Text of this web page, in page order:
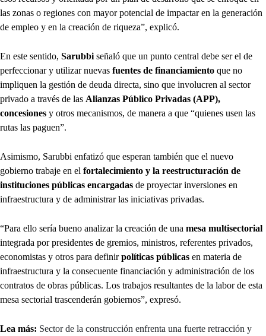
las zonas o regiones con mayor potencial de impactar en la generación
de empleo y en la creación de riqueza”, explicó.
En este sentido, Sarubbi señaló que un punto central debe ser el de
perfeccionar y utilizar nuevas fuentes de financiamiento que no
impliquen la gestión de deuda directa, sino que involucren al sector
privado a través de las Alianzas Público Privadas (APP),
concesiones y otros mecanismos, de manera a que “quienes usen las
rutas las paguen”.
Asimismo, Sarubbi enfatizó que esperan también que el nuevo
gobierno trabaje en el fortalecimiento y la reestructuración de
instituciones públicas encargadas de proyectar inversiones en
infraestructura y de administrar las iniciativas privadas.
“Para ello sería bueno analizar la creación de una mesa multisectorial
integrada por presidentes de gremios, ministros, referentes privados,
economistas y otros para definirpolíticas públicas en materia de
infraestructura y la consecuente financiación y administración de los
contratos de obras públicas. Los trabajos resultantes de la labor de esta
mesa sectorial trascenderán gobiernos”, expresó.
Lea más: Sector de la construcción enfrenta una fuerte retracción y